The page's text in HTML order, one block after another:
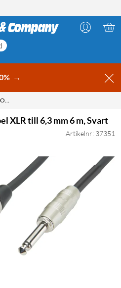
→
LUXORPARTS MIKROFONKABEL XLR TILL 6,3 MM 6 M, SVART
XLR till 6,3 mm 6 m, Svart
Artikelnr: 37351